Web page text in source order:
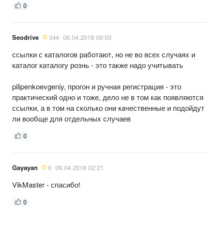
0
Seodrive 344 06.04.2018 09:03
ссылки с каталогов работают, но не во всех случаях и
каталог каталогу рознь - это также надо учитывать
pilipenkoevgeniy, прогон и ручная регистрация - это
практический одно и тоже, дело не в том как появляются
ссылки, а в том на сколько они качественные и подойдут
ли вообще для отдельных случаев
0
Gayayan 0 09.04.2018 02:21
VikMaster - спасибо!
0